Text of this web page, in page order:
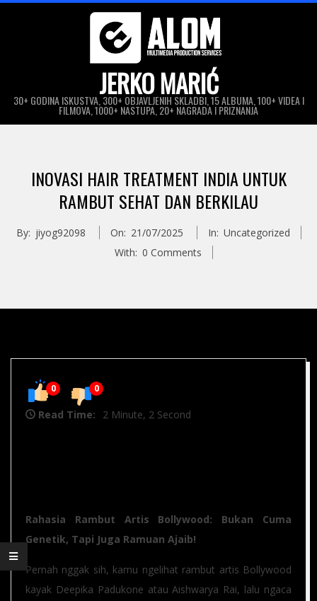
JERKO MARIĆ
30+ GODINA ISKUSTVA, 300+ OBJAVLJENIH SKLADBI, 15 ALBUMA, 100+ VIDEA I
FILMOVA, 1000+ NASTUPA, 20+ NAGRADA I PRIZNANJA
MenuINOVASI HAIR TREATMENT INDIA UNTUK
RAMBUT SEHAT DAN BERKILAU
By: jiyog92098 On: 21/07/2025 In: Uncategorized
With: 0 Comments
0 0
Read Time: 2 Minute, 2 Second
Rahasia Rambut Artis Bollywood: Bukan Cuma
Genetik, Tapi Juga Ramuan Ajaib!
Pernah nggak sih, kamu ngelihat rambut artis Bollywood
kayak Deepika Padukone atau Aishwarya Rai, lalu ngaca